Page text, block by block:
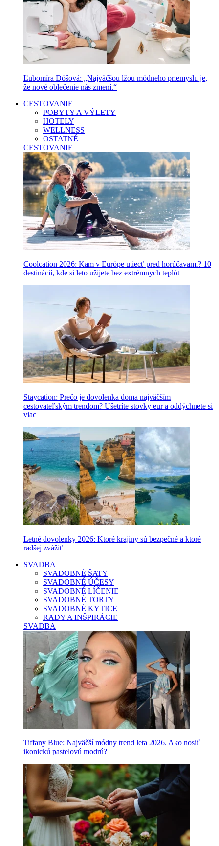
Ľubomíra Dóšová: „Najväčšou lžou módneho priemyslu je,
že nové oblečenie nás zmení.“
CESTOVANIE
POBYTY A VÝLETY
HOTELY
WELLNESS
OSTATNÉ
CESTOVANIE
Coolcation 2026: Kam v Európe utiecť pred horúčavami? 10
destinácií, kde si leto užijete bez extrémnych teplôt
Staycation: Prečo je dovolenka doma najväčším
cestovateľským trendom? Ušetríte stovky eur a oddýchnete si
viac
Letné dovolenky 2026: Ktoré krajiny sú bezpečné a ktoré
radšej zvážiť
SVADBA
SVADOBNÉ ŠATY
SVADOBNÉ ÚČESY
SVADOBNÉ LÍČENIE
SVADOBNÉ TORTY
SVADOBNÉ KYTICE
RADY A INŠPIRÁCIE
SVADBA
Tiffany Blue: Najväčší módny trend leta 2026. Ako nosiť
ikonickú pastelovú modrú?